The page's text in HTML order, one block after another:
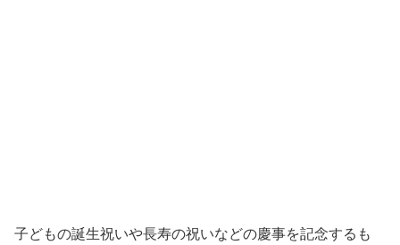
子どもの誕生祝いや長寿の祝いなどの慶事を記念するも